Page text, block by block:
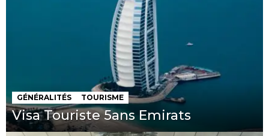
GÉNÉRALITÉS TOURISME
Visa Touriste 5ans Emirats